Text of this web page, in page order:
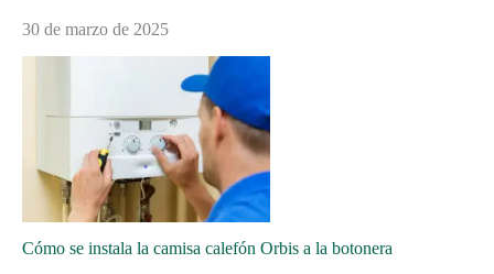
30 de marzo de 2025
Cómo se instala la camisa calefón Orbis a la botonera